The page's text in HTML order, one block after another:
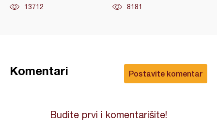
13712 8181
Postavite komentar
Komentari
Budite prvi i komentarišite!